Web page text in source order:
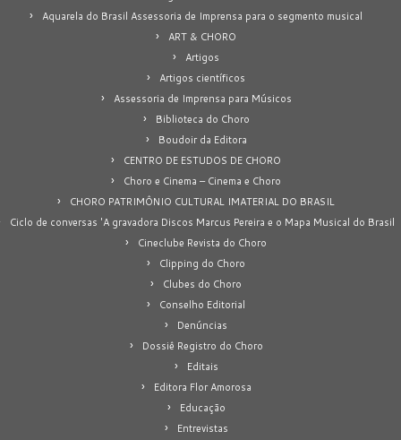
Aquarela do Brasil Assessoria de Imprensa para o segmento musical
ART & CHORO
Artigos
Artigos científicos
Assessoria de Imprensa para Músicos
Biblioteca do Choro
Boudoir da Editora
CENTRO DE ESTUDOS DE CHORO
Choro e Cinema – Cinema e Choro
CHORO PATRIMÔNIO CULTURAL IMATERIAL DO BRASIL
Ciclo de conversas 'A gravadora Discos Marcus Pereira e o Mapa Musical do Brasil
Cineclube Revista do Choro
Clipping do Choro
Clubes do Choro
Conselho Editorial
Denúncias
Dossiê Registro do Choro
Editais
Editora Flor Amorosa
Educação
Entrevistas